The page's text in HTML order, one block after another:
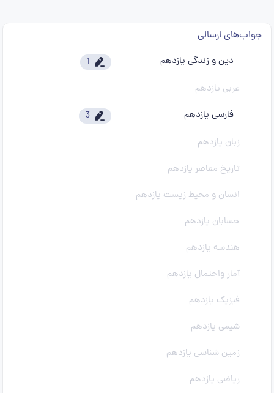
جواب‌های ارسالی
دین و زندگی یازدهم 1
عربی یازدهم
فارسی یازدهم
3
زبان یازدهم
تاریخ معاصر یازدهم
انسان و محیط زیست یازدهم
حسابان یازدهم
هندسه یازدهم
آمار واحتمال یازدهم
فیزیک یازدهم
شیمی یازدهم
زمین شناسی یازدهم
ریاضی یازدهم